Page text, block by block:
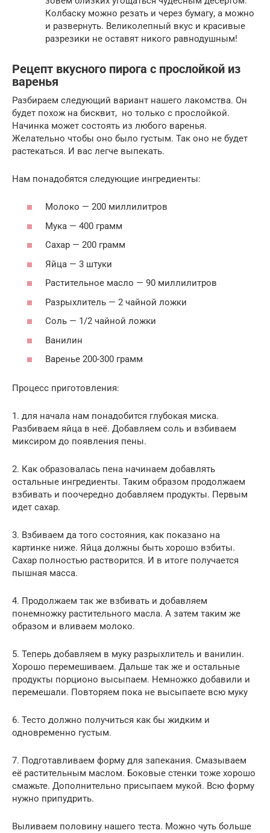
Колбаску можно резать и через бумагу, а можно
и развернуть. Великолепный вкус и красивые
разрезики не оставят никого равнодушным!
Рецепт вкусного пирога с прослойкой из
варенья
Разбираем следующий вариант нашего лакомства. Он
будет похож на бисквит, но только с прослойкой.
Начинка может состоять из любого варенья.
Желательно чтобы оно было густым. Так оно не будет
растекаться. И вас легче выпекать.
Нам понадобятся следующие ингредиенты:
Молоко — 200 миллилитров
Мука — 400 грамм
Сахар — 200 грамм
Яйца — 3 штуки
Растительное масло — 90 миллилитров
Разрыхлитель — 2 чайной ложки
Соль — 1/2 чайной ложки
Ванилин
Варенье 200-300 грамм
Процесс приготовления:
1. для начала нам понадобится глубокая миска.
Разбиваем яйца в неё. Добавляем соль и взбиваем
миксиром до появления пены.
2. Как образовалась пена начинаем добавлять
остальные ингредиенты. Таким образом продолжаем
взбивать и поочередно добавляем продукты. Первым
идет сахар.
3. Взбиваем да того состояния, как показано на
картинке ниже. Яйца должны быть хорошо взбиты.
Сахар полностью растворится. И в итоге получается
пышная масса.
4. Продолжаем так же взбивать и добавляем
понемножку растительного масла. А затем таким же
образом и вливаем молоко.
5. Теперь добавляем в муку разрыхлитель и ванилин.
Хорошо перемешиваем. Дальше так же и остальные
продукты порционо высыпаем. Немножко добавили и
перемешали. Повторяем пока не высыпаете всю муку
6. Тесто должно получиться как бы жидким и
одновременно густым.
7. Подготавливаем форму для запекания. Смазываем
её растительным маслом. Боковые стенки тоже хорошо
смажьте. Дополнительно присыпаем мукой. Всю форму
нужно припудрить.
Выливаем половину нашего теста. Можно чуть больше